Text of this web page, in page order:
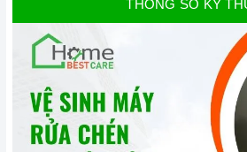
1. Đặc điểm nổi bật của sản phẩm
Máy rửa chén bát bán âm
4được thiết kế với kiểu dáng hiện
THÔNG SỐ KỸ